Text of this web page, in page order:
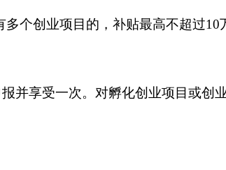
个创业项目的，补贴最高不超过10
并享受一次。对孵化创业项目或创